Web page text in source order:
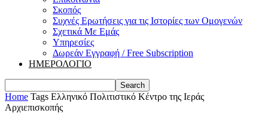
Σκοπός
Συχνές Ερωτήσεις για τις Ιστορίες των Ομογενών
Σχετικά Με Εμάς
Υπηρεσίες
Δωρεάν Εγγραφή / Free Subscription
ΗΜΕΡΟΛΟΓΙΟ
Home Tags Ελληνικό Πολιτιστικό Κέντρο της Ιεράς
Αρχιεπισκοπής